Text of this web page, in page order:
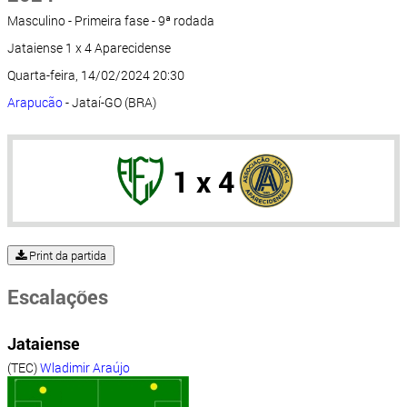
Masculino - Primeira fase - 9ª rodada
Jataiense 1 x 4 Aparecidense
Quarta-feira, 14/02/2024 20:30
Arapucão- Jataí-GO (BRA)
1 x 4
Print da partida
Escalações
Jataiense
(TEC)Wladimir Araújo